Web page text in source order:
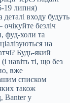
19 липня)
входу будуть
безліч
фуд-холи та
на
Будь-який
навіть ті, що без
вже
списком
також
Banter у